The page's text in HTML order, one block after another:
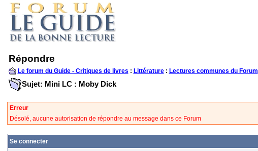
Répondre
Le forum du Guide - Critiques de livres : Littérature: Lectures communes du Forum
Sujet: Mini LC : Moby Dick
Erreur
Désolé, aucune autorisation de répondre au message dans ce Forum
Se connecter